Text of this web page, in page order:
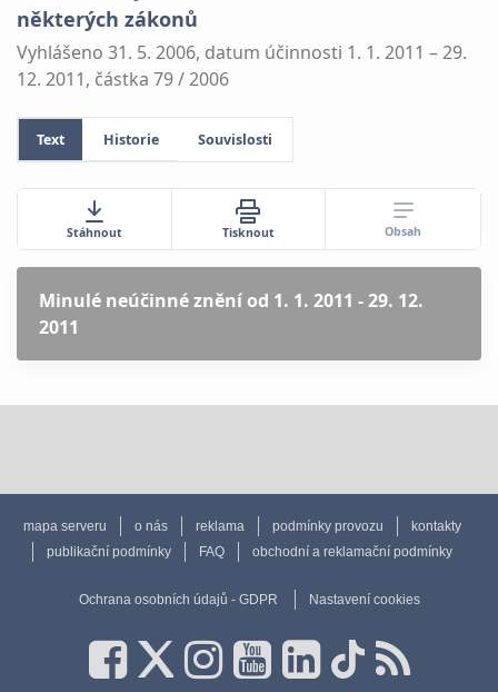
některých zákonů
Vyhlášeno 31. 5. 2006, datum účinnosti 1. 1. 2011 – 29.
12. 2011, částka 79 / 2006
Text Historie Souvislosti
Stáhnout Tisknout Obsah
Minulé neúčinné zněníod 1. 1. 2011 - 29. 12.
2011
mapa serveru o nás reklama podmínky provozu
kontakty
publikační podmínky
FAQ obchodní a reklamační podmínky
Ochrana osobních údajů - GDPR Nastavení cookies